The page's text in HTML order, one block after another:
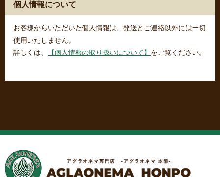
個人情報について
お客様からいただいた個人情報は、発送とご連絡以外には一切
使用いたしません。
詳しくは、
【個人情報の取り扱いについて】 をご覧ください。